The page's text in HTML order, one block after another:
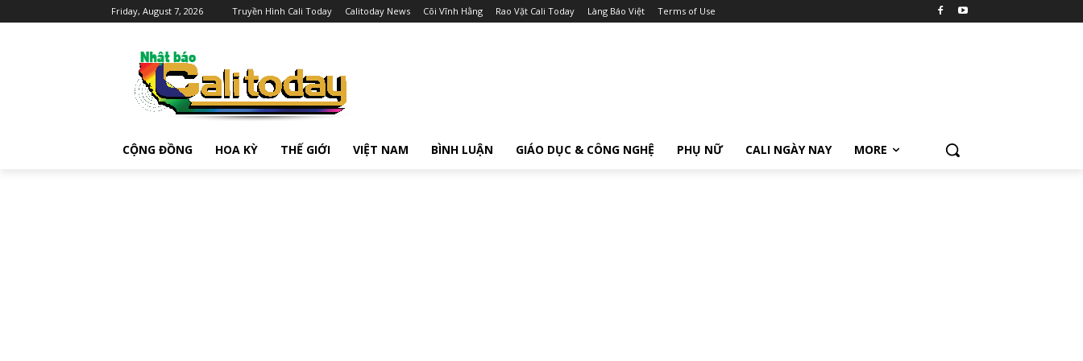
Friday, August 7, 2026 Truyền Hình Cali Today Calitoday News Cõi Vĩnh Hằng Rao Vặt Cali Today Làng Báo Việt Terms of Use
CỘNG ĐỒNG HOA KỲ THẾ GIỚI VIỆT NAM BÌNH LUẬN GIÁO DỤC & CÔNG NGHỆ PHỤ NỮ CALI NGÀY NAY MORE